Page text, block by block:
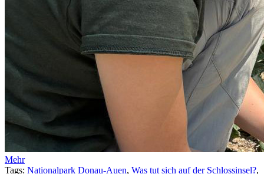
Mehr
Tags: Nationalpark Donau-Auen, Was tut sich auf der Schlossinsel?,